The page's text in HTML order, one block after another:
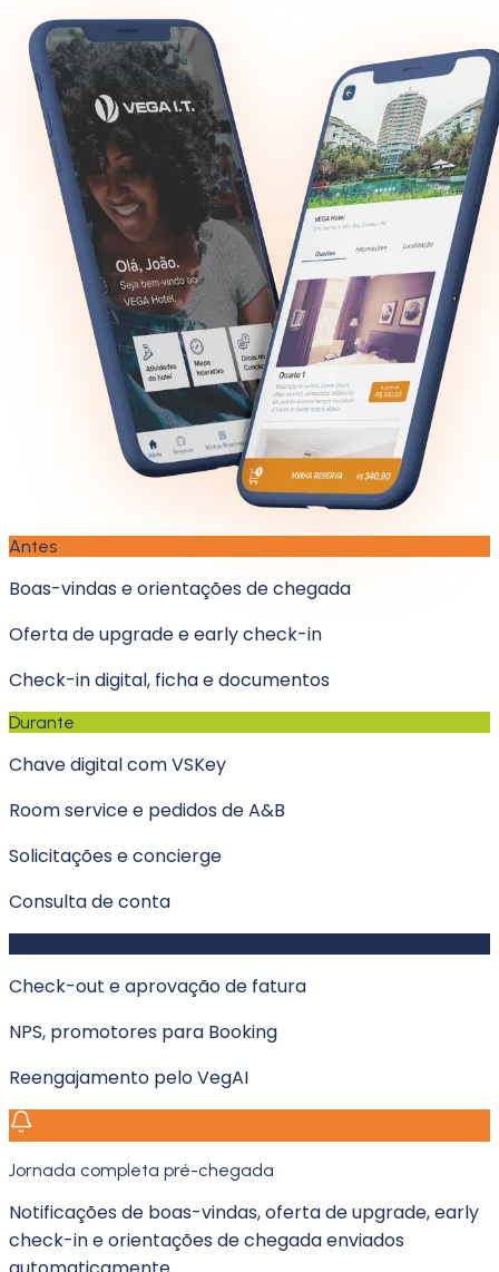
Antes
Boas-vindas e orientações de chegada
Oferta de upgrade e early check-in
Check-in digital, ficha e documentos
Durante
Chave digital com VSKey
Room service e pedidos de A&B
Solicitações e concierge
Consulta de conta
Check-out e aprovação de fatura
NPS, promotores para Booking
Reengajamento pelo VegAI
Jornada completa pré-chegada
Notificações de boas-vindas, oferta de upgrade, early
check-in e orientações de chegada enviados